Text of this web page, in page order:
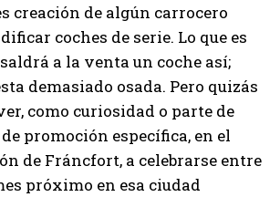
creación de algún carrocero
coches de serie. Lo que es
a la venta un coche así;
demasiado osada. Pero quizás
como curiosidad o parte de
promoción específica, en el
de Fráncfort, a celebrarse entre
próximo en esa ciudad